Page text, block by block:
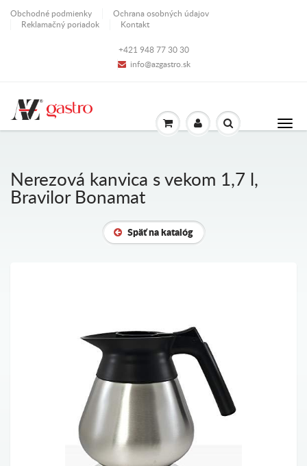
Obchodné podmienky
Ochrana osobných údajov
Reklamačný poriadok
Kontakt
+421 948 77 30 30
info@azgastro.sk
Nerezová kanvica s vekom 1,7 l,
Bravilor Bonamat
Späť na katalóg